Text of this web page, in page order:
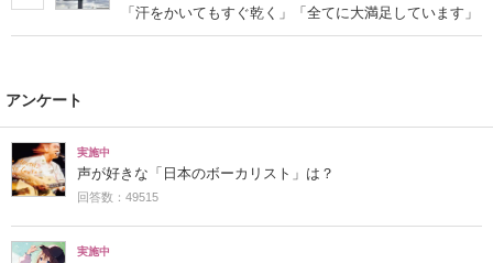
「汗をかいてもすぐ乾く」「全てに大満足しています」
アンケート
実施中
声が好きな「日本のボーカリスト」は？
回答数：49515
実施中